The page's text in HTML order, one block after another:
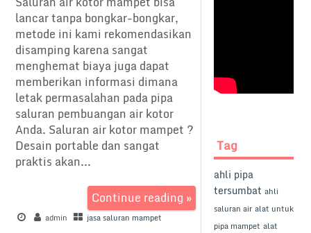
lancar tanpa bongkar-bongkar,
metode ini kami rekomendasikan
disamping karena sangat
menghemat biaya juga dapat
memberikan informasi dimana
letak permasalahan pada pipa
saluran pembuangan air kotor
Anda. Saluran air kotor mampet ?
Desain portable dan sangat
praktis akan...
Continue reading »
admin jasa saluran mampet
Tag
ahli pipa
tersumbat ahli
saluran air alat untuk
pipa mampet alat